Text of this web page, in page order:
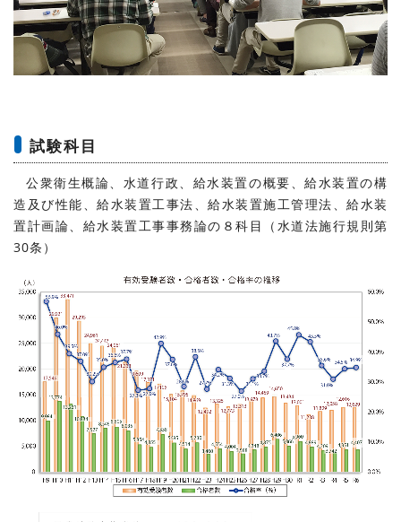
試験科目
公衆衛生概論、水道行政、給水装置の概要、給水装置の構
造及び性能、給水装置工事法、給水装置施工管理法、給水装
置計画論、給水装置工事事務論の８科目（水道法施行規則第
30条）